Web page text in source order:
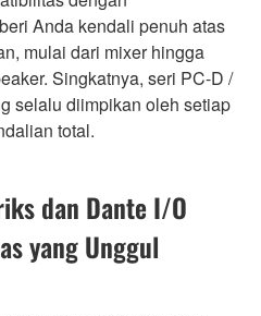
Anda kendali penuh atas
mulai dari mixer hingga
Singkatnya, seri PC-D /
selalu diimpikan oleh setiap
total.
dan Dante I/O
yang Unggul